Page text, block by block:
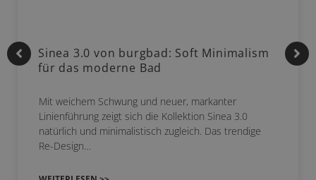
Sinea 3.0 von burgbad: Soft Minimalism
für das moderne Bad
Mit weichem Schwung und neuer, markanter
Linienführung zeigt sich die Kollektion Sinea 3.0
natürlich und minimalistisch zugleich. Das trendige
Re-Design…